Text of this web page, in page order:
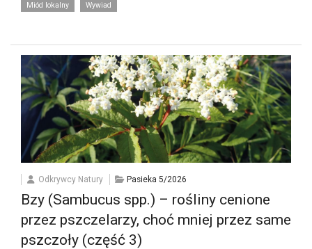
Miód lokalny
Wywiad
Odkrywcy Natury Pasieka 5/2026
Bzy (Sambucus spp.) – rośliny cenione
przez pszczelarzy, choć mniej przez same
pszczoły (część 3)